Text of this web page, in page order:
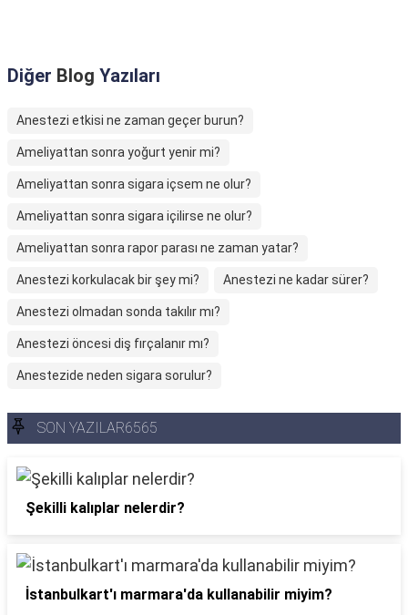
Diğer Blog Yazıları
Anestezi etkisi ne zaman geçer burun?
Ameliyattan sonra yoğurt yenir mi?
Ameliyattan sonra sigara içsem ne olur?
Ameliyattan sonra sigara içilirse ne olur?
Ameliyattan sonra rapor parası ne zaman yatar?
Anestezi korkulacak bir şey mi? Anestezi ne kadar sürer?
Anestezi olmadan sonda takılır mı?
Anestezi öncesi diş fırçalanır mı?
Anestezide neden sigara sorulur?
SON YAZILAR6565
Şekilli kalıplar nelerdir?
İstanbulkart'ı marmara'da kullanabilir miyim?